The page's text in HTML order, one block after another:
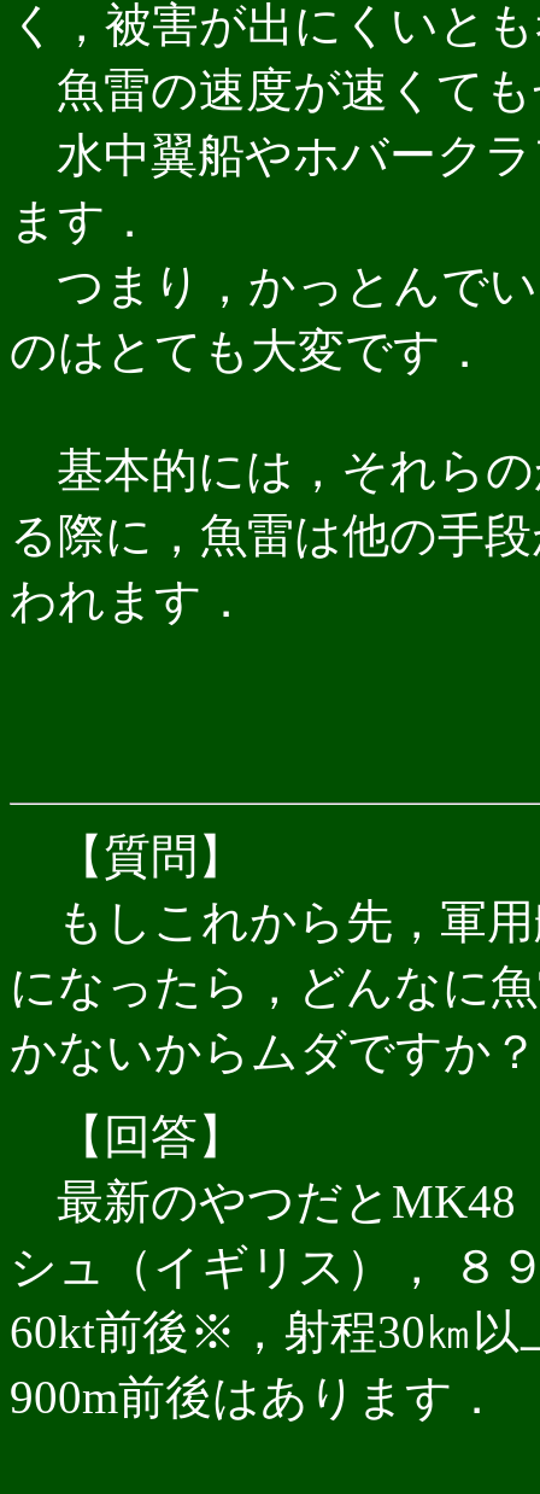
く，被害が出にくいと
魚雷の速度が速くても
水中翼船やホバーク
ます．
つまり，かっとんで
のはとても大変です．
基本的には，それら
る際に，魚雷は他の手
われます．
【質問】
もしこれから先，軍
になったら，どんなに
かないからムダですか
【回答】
最新のやつだとMK48
シュ（イギリス）， ８
60kt前後※，射程30㎞以
900m前後はあります．